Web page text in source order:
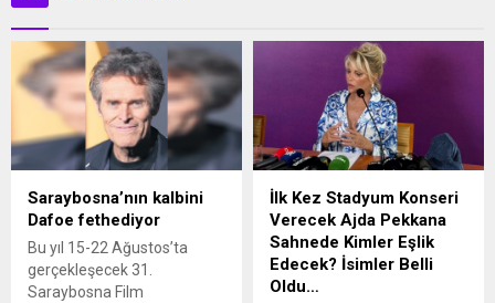
Saraybosna’nın kalbini
Dafoe fethediyor
Bu yıl 15-22 Ağustos’ta
gerçekleşecek 31.
Saraybosna Film
İlk Kez Stadyum Konseri
Verecek Ajda Pekkana
Sahnede Kimler Eşlik
Edecek? İsimler Belli
Oldu…